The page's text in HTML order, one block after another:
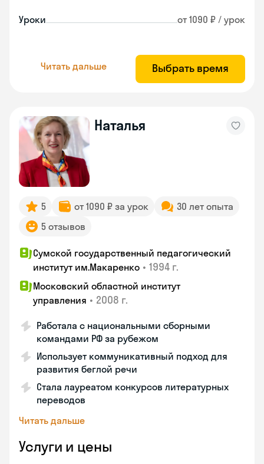
Уроки от 1090 ₽ / урок
Читать дальше Выбрать время
Наталья
5 от 1090 ₽ за урок
30 лет опыта
5 отзывов
Сумской государственный педагогический
институт им.Макаренко • 1994 г.
Московский областной институт
управления • 2008 г.
Работала с национальными сборными
командами РФ за рубежом
Использует коммуникативный подход для
развития беглой речи
Стала лауреатом конкурсов литературных
переводов
Читать дальше
Услуги и цены